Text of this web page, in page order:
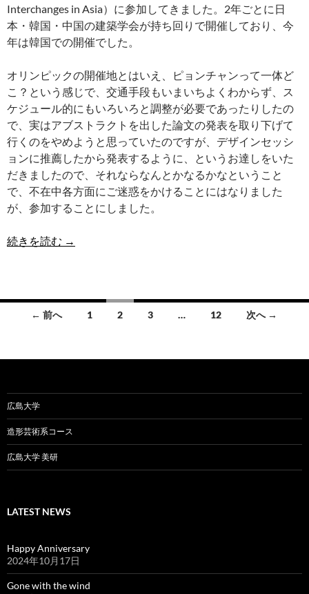
Interchanges in Asia）に参加してきました。2年ごとに日
本・韓国・中国の建築学会が持ち回りで開催しており、今
年は韓国での開催でした。
オリンピックの開催地とはいえ、ピョンチャンって一体ど
こ？という感じで、交通手段もいまいちよくわからず、ス
ケジュール的にもいろいろと調整が必要であったりしたの
で、実はアブストラクトを出した論文の発表を取り下げて
行くのをやめようと思っていたのですが、デザインセッシ
ョンに推薦したから発表するように、というお達しをいた
だきましたので、それならなんとかなるかなということ
で、不在中各方面にご迷惑をかけることにはなりました
が、参加することにしました。
続きを読む ISAIA2018
→
ナ
ゲ
ー
シ
ョ
← 前へ 1 2 3 … 12 次へ →
広島大学
造形芸術系コース
広島大学 美研
LATEST NEWS
Happy Anniversary
2024年10月17日
Gone with the wind